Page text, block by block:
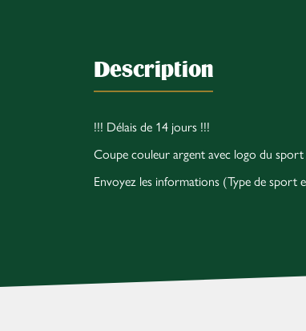
Description
!!! Délais de 14 jours !!!
Coupe couleur argent avec logo du
Envoyez les informations (Type de sport